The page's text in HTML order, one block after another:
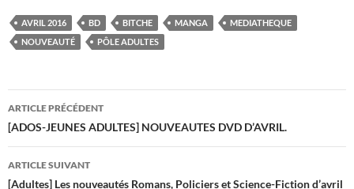
e
b
o
k
itt
er
er
es
m
bl
ta
g
AVRIL 2016 BD BITCHE MANGA
MEDIATHEQUE
NOUVEAUTÉ
PÔLE ADULTES
Navigation
des
articles
ARTICLE PRÉCÉDENT
[ADOS-JEUNES ADULTES] NOUVEAUTES DVD D’AVRIL.
ARTICLE SUIVANT
[Adultes] Les nouveautés Romans, Policiers et Science-Fiction d’avril